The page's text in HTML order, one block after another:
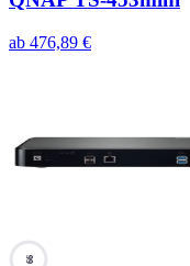
ab 476,89 €
99